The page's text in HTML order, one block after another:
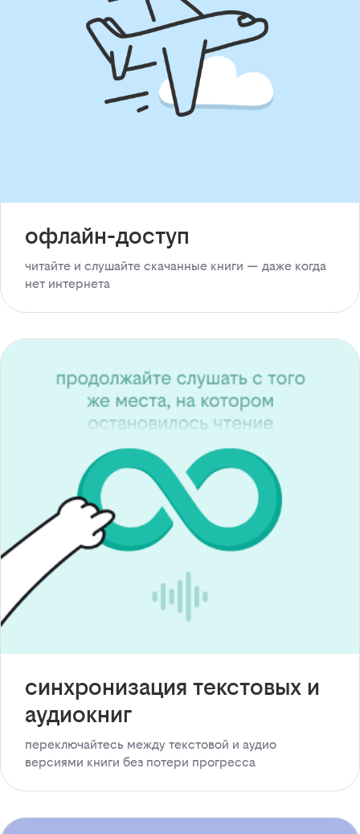
офлайн-доступ
читайте и слушайте скачанные книги — даже когда
нет интернета
синхронизация текстовых и
аудиокниг
переключайтесь между текстовой и аудио
версиями книги без потери прогресса